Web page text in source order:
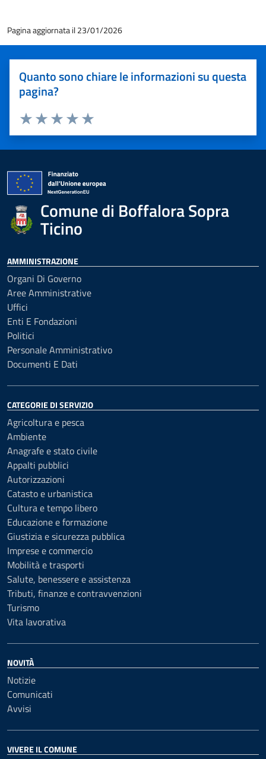
Pagina aggiornata il 23/01/2026
Quanto sono chiare le informazioni su questa
pagina?
Valuta 5 stelle su 5
Valuta 4 stelle su 5
Valuta 3 stelle su 5
Valuta 2 stelle su 5
Valuta 1 stelle su 5
Comune di Boffalora Sopra
Ticino
AMMINISTRAZIONE
Organi Di Governo
Aree Amministrative
Uffici
Enti E Fondazioni
Politici
Personale Amministrativo
Documenti E Dati
CATEGORIE DI SERVIZIO
Agricoltura e pesca
Ambiente
Anagrafe e stato civile
Appalti pubblici
Autorizzazioni
Catasto e urbanistica
Cultura e tempo libero
Educazione e formazione
Giustizia e sicurezza pubblica
Imprese e commercio
Mobilità e trasporti
Salute, benessere e assistenza
Tributi, finanze e contravvenzioni
Turismo
Vita lavorativa
NOVITÀ
Notizie
Comunicati
Avvisi
VIVERE IL COMUNE